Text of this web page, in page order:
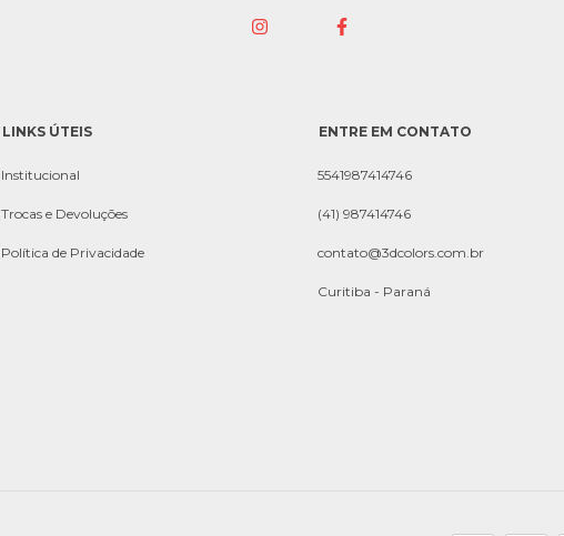
LINKS ÚTEIS
Institucional
Trocas e Devoluções
Política de Privacidade
ENTRE EM CONTATO
5541987414746
(41) 987414746
contato@3dcolors.com.br
Curitiba - Paraná